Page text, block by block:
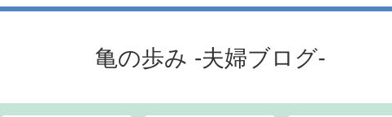
亀の歩み -夫婦ブログ-